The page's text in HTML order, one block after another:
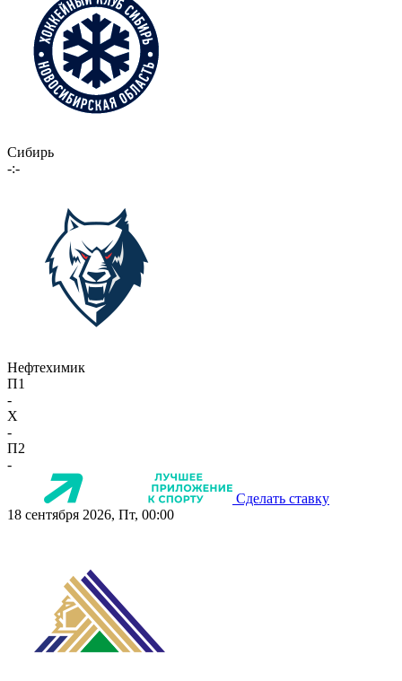
Сибирь
-:-
Нефтехимик
П1
-
X
-
П2
-
Сделать ставку
18 сентября 2026, Пт, 00:00